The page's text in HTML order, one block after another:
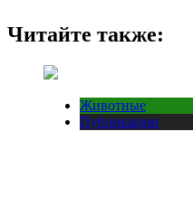
Читайте также:
Животные
Публикации